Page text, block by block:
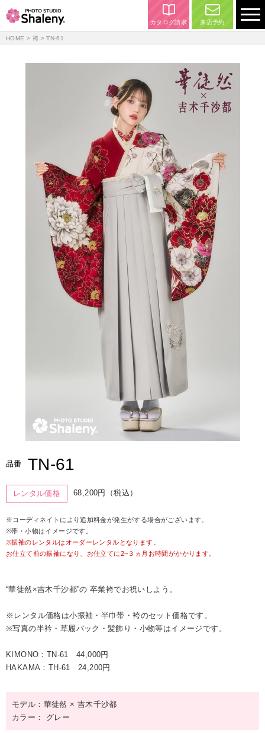
カタログ請求 来店予約
HOME > 袴 > TN-61
品番 TN-61
レンタル価格 68,200円（税込）
※コーディネイトにより追加料金が発生がする場合がございます。
※帯・小物はイメージです。
※振袖のレンタルはオーダーレンタルとなります。
お仕立て前の振袖になり、お仕立てに2~３ヵ月お時間がかかります。
“華徒然×吉木千沙都”の 卒業袴でお祝いしよう。
※レンタル価格は小振袖・半巾帯・袴のセット価格です。
※写真の半衿・草履バック・髪飾り・小物等はイメージです。
KIMONO：TN-61 44,000円
HAKAMA：TH-61 24,200円
モデル：華徒然 × 吉木千沙都
カラー： グレー